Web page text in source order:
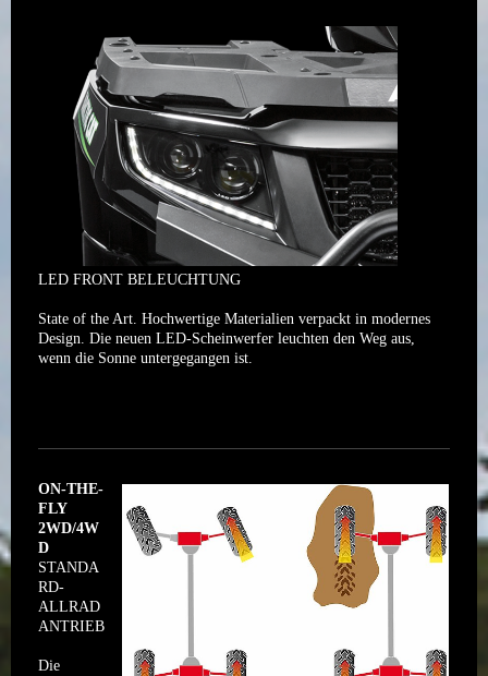
LED FRONT BELEUCHTUNG
State of the Art. Hochwertige Materialien verpackt in modernes
Design. Die neuen LED-Scheinwerfer leuchten den Weg aus,
wenn die Sonne untergegangen ist.
ON-THE-
FLY
2WD/4W
D
STANDA
RD-
ALLRAD
ANTRIEB
Die